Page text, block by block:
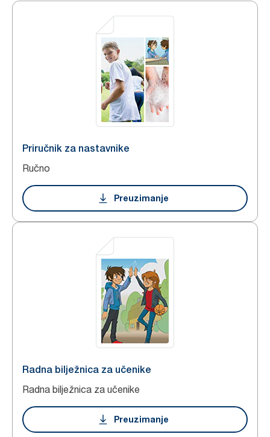
Priručnik za nastavnike
Ručno
Preuzimanje
Radna bilježnica za učenike
Radna bilježnica za učenike
Preuzimanje